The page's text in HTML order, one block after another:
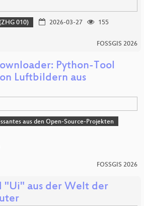
010) 2026-03-27
155
FOSSGIS 2026
Python-Tool
Luftbildern aus
aus den Open-Source-Projekten
FOSSGIS 2026
"Ui" aus der Welt der